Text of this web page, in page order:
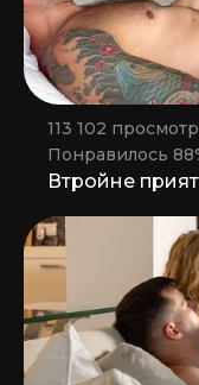
113 102
Понравилось
Втройне